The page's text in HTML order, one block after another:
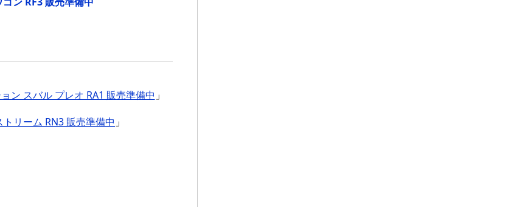
ン スバル プレオ RA1 販売準備中 」
リーム RN3 販売準備中 」